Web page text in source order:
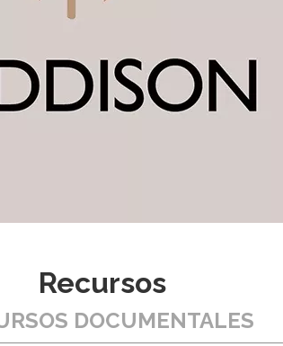
Recursos
DOCUMENTALES